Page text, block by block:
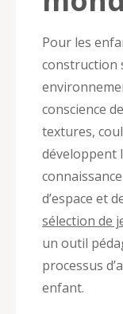
Pour les
construction
conscience
textures,
développent
d’espace et
sélection de
un outil
processus
enfant.